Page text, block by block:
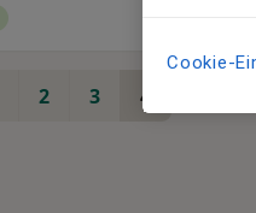
2 3 4
Cookie-